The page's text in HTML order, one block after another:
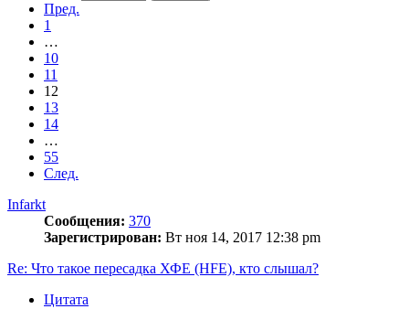
Пред.
1
…
10
11
12
13
14
…
55
След.
Infarkt
Сообщения: 370
Зарегистрирован: Вт ноя 14, 2017 12:38 pm
Re: Что такое пересадка ХФЕ (HFE), кто слышал?
Цитата